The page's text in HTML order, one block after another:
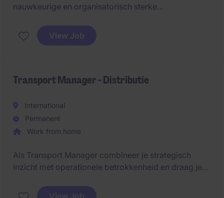
nauwkeurige en organisatorisch sterke
functie zorg je voor een vlotte planning en opvolging
van transporten en ben je de spilfiguur tussen
View Job
Transport Manager - Distributie
International
Permanent
Work from home
Als Transport Manager combineer je strategisch
inzicht met operationele betrokkenheid en draag je
transportbeleid. Je ondersteunt de dagelijkse
View Job